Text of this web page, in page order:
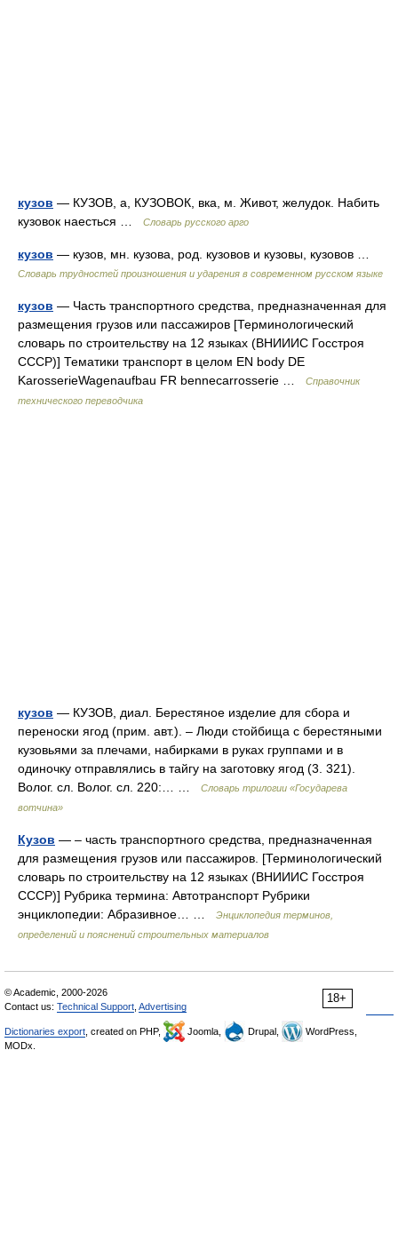
кузов — КУЗОВ, а, КУЗОВОК, вка, м. Живот, желудок. Набить
кузовок наесться …
Словарь русского арго
кузов — кузов, мн. кузова, род. кузовов и кузовы, кузовов …
Словарь трудностей произношения и ударения в современном русском языке
кузов — Часть транспортного средства, предназначенная для
размещения грузов или пассажиров [Терминологический
словарь по строительству на 12 языках (ВНИИИС Госстроя
СССР)] Тематики транспорт в целом EN body DE
KarosserieWagenaufbau FR bennecarrosserie …
Справочник
технического переводчика
кузов — КУЗОВ, диал. Берестяное изделие для сбора и
переноски ягод (прим. авт.). – Люди стойбища с берестяными
кузовьями за плечами, набирками в руках группами и в
одиночку отправлялись в тайгу на заготовку ягод (3. 321).
Волог. сл. Волог. сл. 220:… …
Словарь трилогии «Государева
вотчина»
Кузов — – часть транспортного средства, предназначенная
для размещения грузов или пассажиров. [Терминологический
словарь по строительству на 12 языках (ВНИИИС Госстроя
СССР)] Рубрика термина: Автотранспорт Рубрики
энциклопедии: Абразивное… …
Энциклопедия терминов,
определений и пояснений строительных материалов
18+
© Academic, 2000-2026
Contact us: Technical Support Advertising
Dictionaries export , created on PHP, Joomla, Drupal,
WordPress,
MODx.